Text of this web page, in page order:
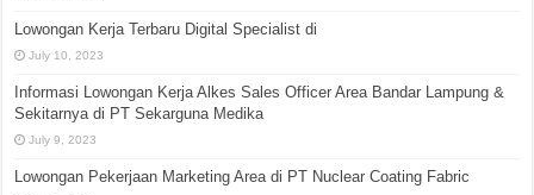
Lowongan Kerja Terbaru Digital Specialist di
July 10, 2023
Informasi Lowongan Kerja Alkes Sales Officer Area Bandar Lampung &
Sekitarnya di PT Sekarguna Medika
July 9, 2023
Lowongan Pekerjaan Marketing Area di PT Nuclear Coating Fabric